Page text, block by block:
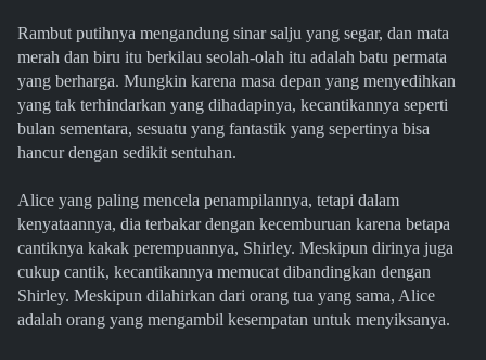
Rambut putihnya mengandung sinar salju yang segar, dan mata
merah dan biru itu berkilau seolah-olah itu adalah batu permata
yang berharga. Mungkin karena masa depan yang menyedihkan
yang tak terhindarkan yang dihadapinya, kecantikannya seperti
bulan sementara, sesuatu yang fantastik yang sepertinya bisa
hancur dengan sedikit sentuhan.
Alice yang paling mencela penampilannya, tetapi dalam
kenyataannya, dia terbakar dengan kecemburuan karena betapa
cantiknya kakak perempuannya, Shirley. Meskipun dirinya juga
cukup cantik, kecantikannya memucat dibandingkan dengan
Shirley. Meskipun dilahirkan dari orang tua yang sama, Alice
adalah orang yang mengambil kesempatan untuk menyiksanya.